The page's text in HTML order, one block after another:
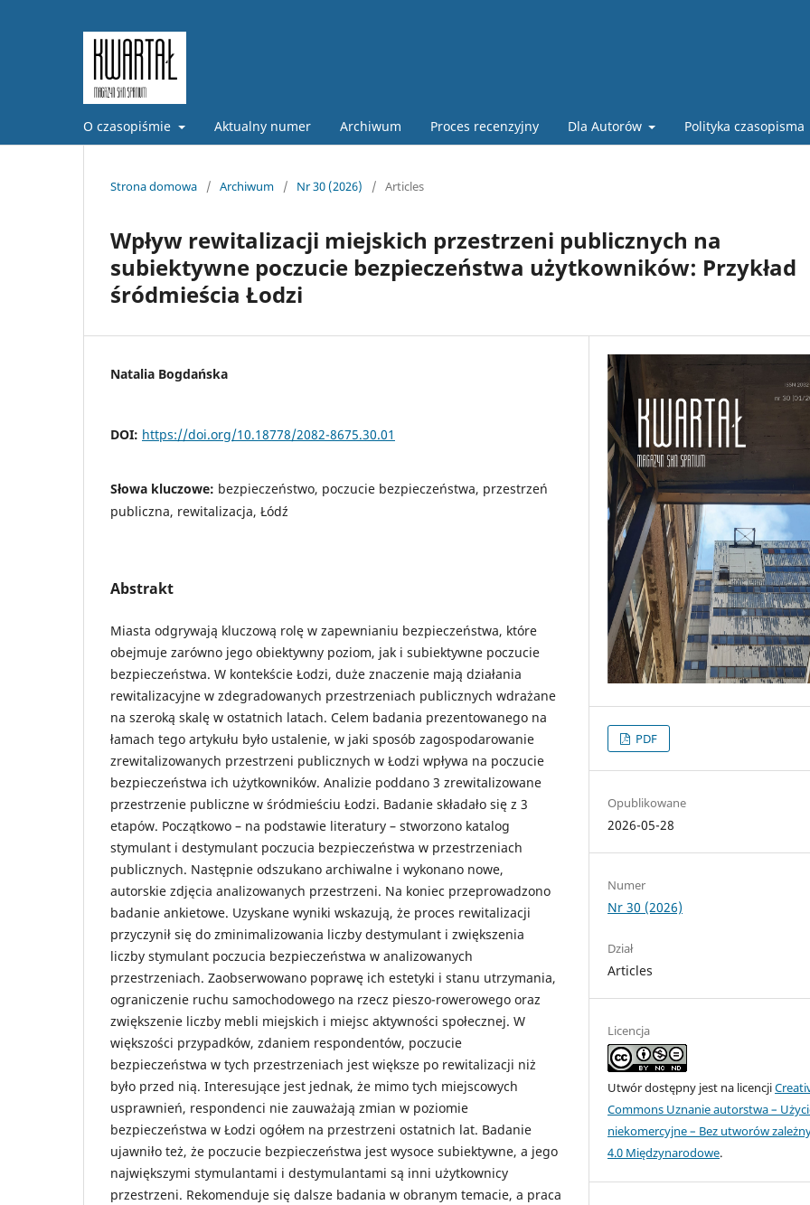
O czasopiśmie Aktualny numer Archiwum Proces recenzyjny Dla Autorów Polityka czasopisma
Strona domowa / Archiwum / Nr 30 (2026) / Articles
Wpływ rewitalizacji miejskich przestrzeni publicznych na
subiektywne poczucie bezpieczeństwa użytkowników: Przykład
śródmieścia Łodzi
Natalia Bogdańska
DOI: https://doi.org/10.18778/2082-8675.30.01
Słowa kluczowe: bezpieczeństwo, poczucie bezpieczeństwa, przestrzeń
publiczna, rewitalizacja, Łódź
Abstrakt
Miasta odgrywają kluczową rolę w zapewnianiu bezpieczeństwa, które
obejmuje zarówno jego obiektywny poziom, jak i subiektywne poczucie
bezpieczeństwa. W kontekście Łodzi, duże znaczenie mają działania
rewitalizacyjne w zdegradowanych przestrzeniach publicznych wdrażane
na szeroką skalę w ostatnich latach. Celem badania prezentowanego na
łamach tego artykułu było ustalenie, w jaki sposób zagospodarowanie
zrewitalizowanych przestrzeni publicznych w Łodzi wpływa na poczucie
bezpieczeństwa ich użytkowników. Analizie poddano 3 zrewitalizowane
przestrzenie publiczne w śródmieściu Łodzi. Badanie składało się z 3
etapów. Początkowo – na podstawie literatury – stworzono katalog
stymulant i destymulant poczucia bezpieczeństwa w przestrzeniach
publicznych. Następnie odszukano archiwalne i wykonano nowe,
autorskie zdjęcia analizowanych przestrzeni. Na koniec przeprowadzono
badanie ankietowe. Uzyskane wyniki wskazują, że proces rewitalizacji
przyczynił się do zminimalizowania liczby destymulant i zwiększenia
liczby stymulant poczucia bezpieczeństwa w analizowanych
przestrzeniach. Zaobserwowano poprawę ich estetyki i stanu utrzymania,
ograniczenie ruchu samochodowego na rzecz pieszo-rowerowego oraz
zwiększenie liczby mebli miejskich i miejsc aktywności społecznej. W
większości przypadków, zdaniem respondentów, poczucie
bezpieczeństwa w tych przestrzeniach jest większe po rewitalizacji niż
było przed nią. Interesujące jest jednak, że mimo tych miejscowych
usprawnień, respondenci nie zauważają zmian w poziomie
bezpieczeństwa w Łodzi ogółem na przestrzeni ostatnich lat. Badanie
ujawniło też, że poczucie bezpieczeństwa jest wysoce subiektywne, a jego
największymi stymulantami i destymulantami są inni użytkownicy
przestrzeni. Rekomenduje się dalsze badania w obranym temacie, a praca
PDF
Opublikowane
2026-05-28
Numer
Nr 30 (2026)
Dział
Articles
Licencja
Utwór dostępny jest na licencji
Commons Uznanie autorstwa –
niekomercyjne – Bez utworów
4.0 Międzynarodowe.